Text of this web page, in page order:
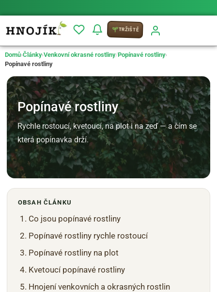
TRŽIŠTĚ
Domů›Články›Venkovní okrasné rostliny/Popínavé rostliny›
Popínavé rostliny
Popínavé rostliny
Rychle rostoucí, kvetoucí, na plot i na zeď — a čím se
která popínavka drží.
OBSAH ČLÁNKU
Co jsou popínavé rostliny
Popínavé rostliny rychle rostoucí
Popínavé rostliny na plot
Kvetoucí popínavé rostliny
Hnojení venkovních a okrasných rostlin